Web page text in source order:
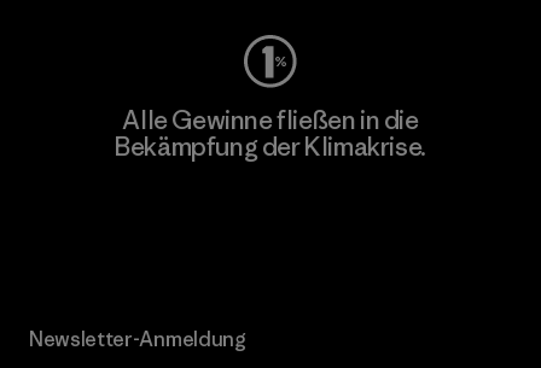
Alle Gewinne fließen in die
Bekämpfung der Klimakrise.
Newsletter-Anmeldung